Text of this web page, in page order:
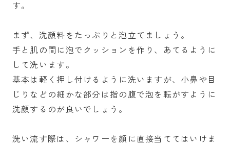
す。
まず、洗顔料をたっぷりと泡立てましょう。
手と肌の間に泡でクッションを作り、あてるように
して洗います。
基本は軽く押し付けるように洗いますが、小鼻や目
じりなどの細かな部分は指の腹で泡を転がすように
洗顔するのが良いでしょう。
洗い流す際は、シャワーを顔に直接当ててはいけま